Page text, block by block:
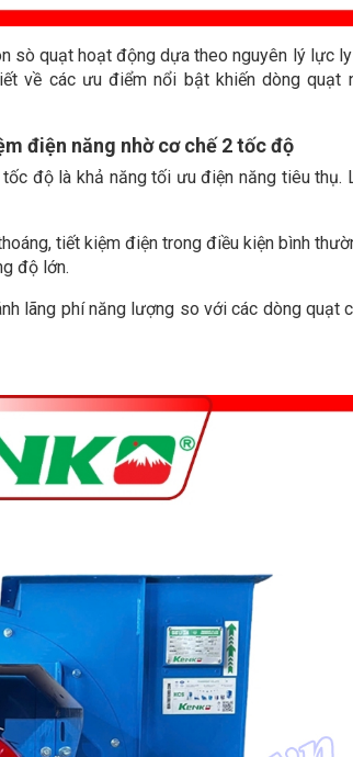
sò quạt hoạt động dựa theo nguyên lý lực
về các ưu điểm nổi bật khiến dòng quạt
điện năng nhờ cơ chế 2 tốc độ
độ là khả năng tối ưu điện năng tiêu thụ.
tiết kiệm điện trong điều kiện bình
độ lớn.
lãng phí năng lượng so với các dòng quạt